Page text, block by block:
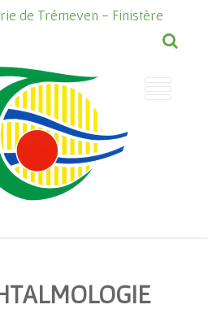
de Trémeven - Finistère